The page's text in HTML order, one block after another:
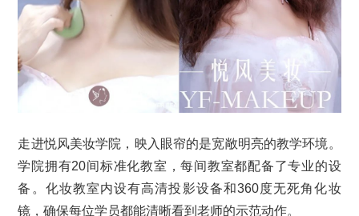
走进悦风美妆学院，映入眼帘的是宽敞明亮的教学环境。
学院拥有20间标准化教室，每间教室都配备了专业的设
备。化妆教室内设有高清投影设备和360度无死角化妆
镜，确保每位学员都能清晰看到老师的示范动作。